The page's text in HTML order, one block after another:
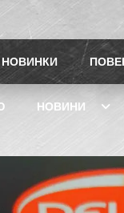
НОВИНКИ
НОВИНИ